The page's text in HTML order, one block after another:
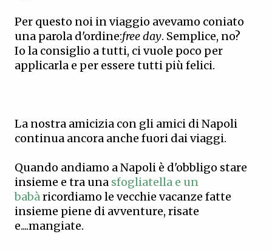
Per questo noi in viaggio avevamo coniato
una parola d'ordine:free day. Semplice, no?
Io la consiglio a tutti, ci vuole poco per
applicarla e per essere tutti più felici.
La nostra amicizia con gli amici di Napoli
continua ancora anche fuori dai viaggi.
Quando andiamo a Napoli è d'obbligo stare
insieme e tra una sfogliatella e un
babàricordiamo le vecchie vacanze fatte
insieme piene di avventure, risate
e....mangiate.